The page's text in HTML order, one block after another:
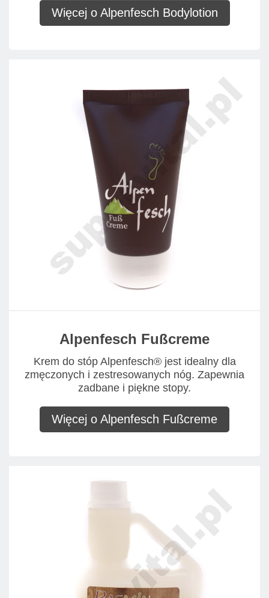
Więcej o Alpenfesch Bodylotion
Alpenfesch Fußcreme
Krem do stóp Alpenfesch® jest idealny dla
zmęczonych i zestresowanych nóg. Zapewnia
zadbane i piękne stopy.
Więcej o Alpenfesch Fußcreme